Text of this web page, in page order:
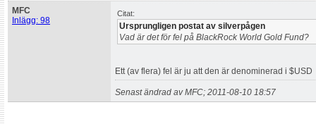
MFC
Inlägg: 98
Citat:
Ursprungligen postat av silverpågen
Vad är det för fel på BlackRock World Gold Fund?
Ett (av flera) fel är ju att den är denominerad i $USD
Senast ändrad av MFC; 2011-08-10 18:57